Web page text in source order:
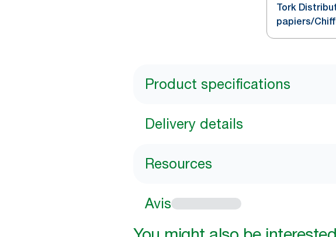
Tork
papiers/
blanc et
Product specifications
Delivery details
Resources
Avis